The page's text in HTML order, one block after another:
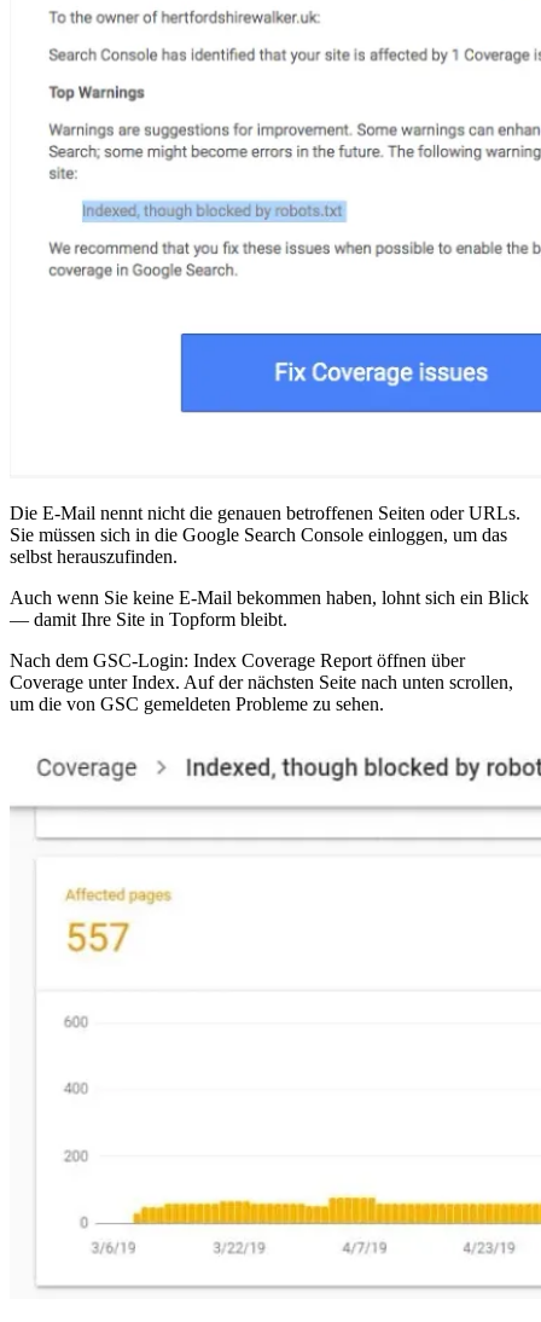
Die E-Mail nennt nicht die genauen betroffenen Seiten oder URLs.
Sie müssen sich in die Google Search Console einloggen, um das
selbst herauszufinden.
Auch wenn Sie keine E-Mail bekommen haben, lohnt sich ein Blick
— damit Ihre Site in Topform bleibt.
Nach dem GSC-Login: Index Coverage Report öffnen über
Coverage unter Index. Auf der nächsten Seite nach unten scrollen,
um die von GSC gemeldeten Probleme zu sehen.